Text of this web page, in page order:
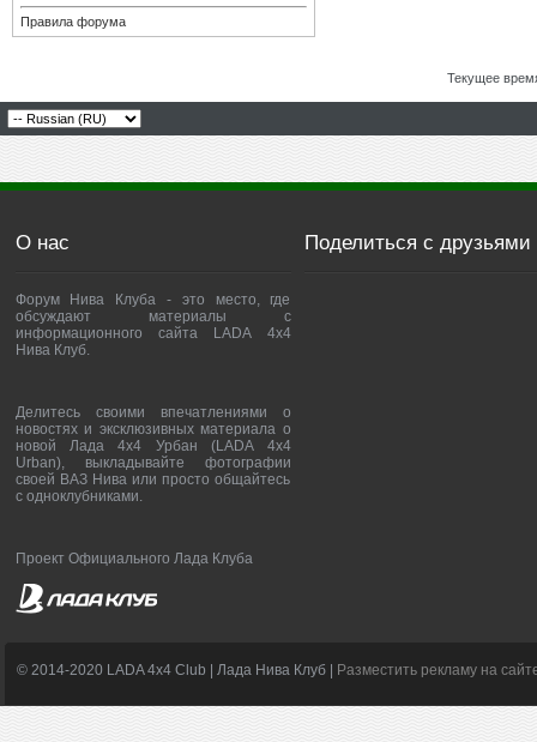
Правила форума
Текущее
О нас
Форум Нива Клуба - это место, где
обсуждают материалы с
информационного сайта LADA 4x4
Нива Клуб.
Делитесь своими впечатлениями о
новостях и эксклюзивных материала о
новой Лада 4х4 Урбан (LADA 4x4
Urban), выкладывайте фотографии
своей ВАЗ Нива или просто общайтесь
с одноклубниками.
Проект Официального Лада Клуба
Поделиться с друзьями
© 2014-2020 LADA 4x4 Club | Лада Нива Клуб | Разместить рекламу на